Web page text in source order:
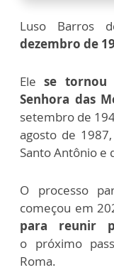
Luso Barros
dezembro de
Ele se tornou
Senhora das
setembro de
agosto de
Santo Antônio e
O processo
começou em
para reunir
o próximo
Roma.